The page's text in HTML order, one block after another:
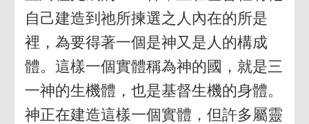
自己建造到祂所揀選之人內在的所是
裡，為要得著一個是神又是人的構成
體。這樣一個實體稱為神的國，就是三
一神的生機體，也是基督生機的身體。
神正在建造這樣一個實體，但許多屬靈